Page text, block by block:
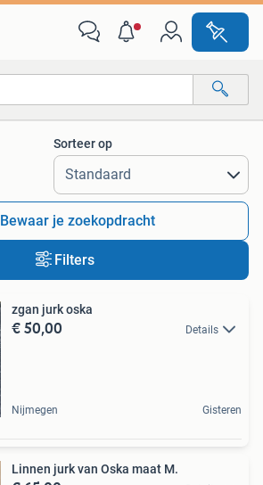
Alle afstanden…
Sorteer op
Bewaar je zoekopdracht
Filters
zgan jurk oska
€ 50,00 Details
Nijmegen Gisteren
Linnen jurk van Oska maat M.